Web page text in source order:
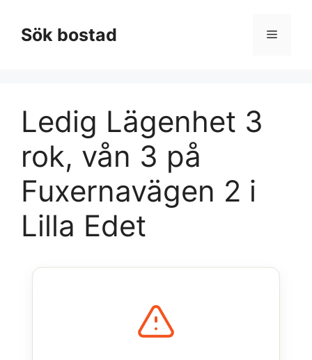
innehållSök bostad Meny
Ledig Lägenhet 3
rok, vån 3 på
Fuxernavägen 2 i
Lilla Edet